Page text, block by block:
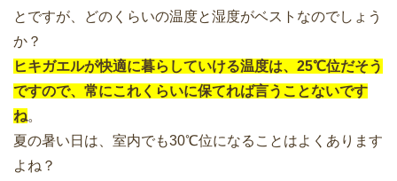
とですが、どのくらいの温度と湿度がベストなのでしょう
か？
ヒキガエルが快適に暮らしていける温度は、25℃位だそう
ですので、常にこれくらいに保てれば言うことないです
ね。
夏の暑い日は、室内でも30℃位になることはよくあります
よね？